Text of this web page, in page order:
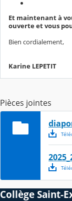
Et maintenant à
ouverte et vous
Bien cordialement,
Karine LEPETIT
Pièces jointes
Collège Saint-